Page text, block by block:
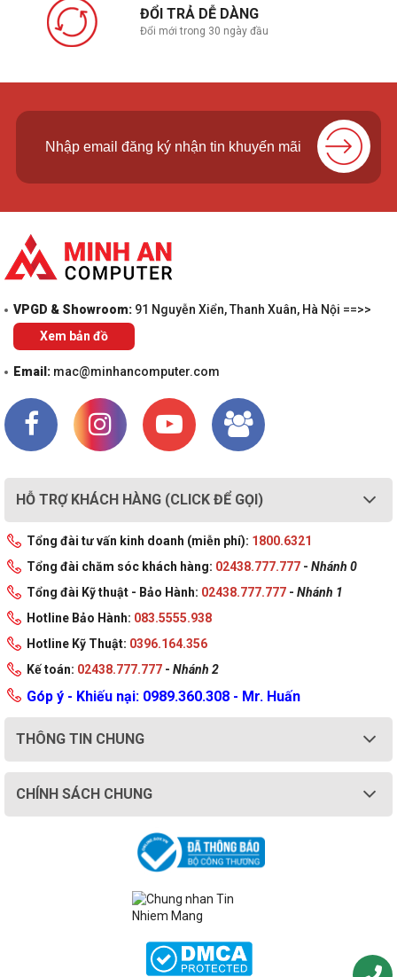
ĐỔI TRẢ DỄ DÀNG
Đổi mới trong 30 ngày đầu
VPGD & Showroom: 91 Nguyễn Xiển, Thanh Xuân, Hà Nội ==>>
Xem bản đồ
Email: mac@minhancomputer.com
HỖ TRỢ KHÁCH HÀNG (CLICK ĐỂ GỌI)
Tổng đài tư vấn kinh doanh (miễn phí): 1800.6321
Tổng đài chăm sóc khách hàng: 02438.777.777 - Nhánh 0
Tổng đài Kỹ thuật - Bảo Hành: 02438.777.777 - Nhánh 1
Hotline Bảo Hành: 083.5555.938
Hotline Kỹ Thuật: 0396.164.356
Kế toán: 02438.777.777 - Nhánh 2
Góp ý - Khiếu nại: 0989.360.308 - Mr. Huấn
THÔNG TIN CHUNG
CHÍNH SÁCH CHUNG